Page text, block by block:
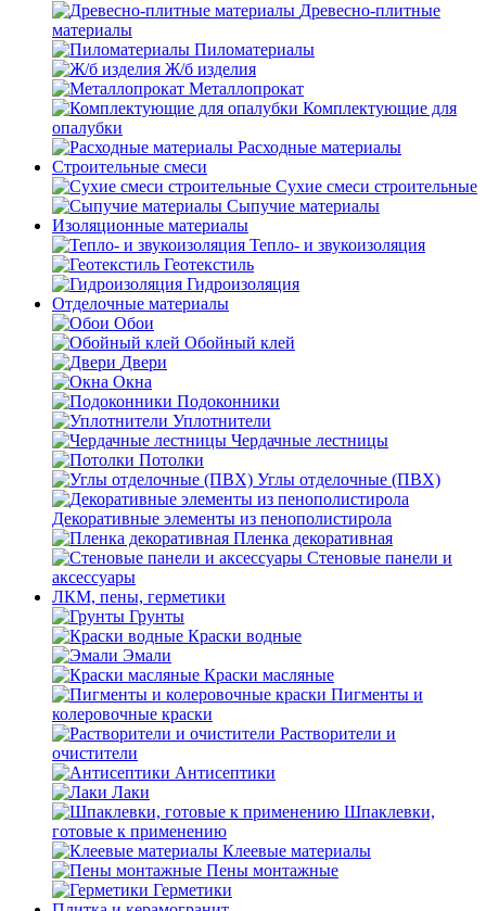
Древесно-плитные
материалы
Пиломатериалы
Ж/б изделия
Металлопрокат
Комплектующие для
опалубки
Расходные материалы
Строительные смеси
Сухие смеси строительные
Сыпучие материалы
Изоляционные материалы
Тепло- и звукоизоляция
Геотекстиль
Гидроизоляция
Отделочные материалы
Обои
Обойный клей
Двери
Окна
Подоконники
Уплотнители
Чердачные лестницы
Потолки
Углы отделочные (ПВХ)
Декоративные элементы из пенополистирола
Пленка декоративная
Стеновые панели и
аксессуары
ЛКМ, пены, герметики
Грунты
Краски водные
Эмали
Краски масляные
Пигменты и
колеровочные краски
Растворители и
очистители
Антисептики
Лаки
Шпаклевки,
готовые к применению
Клеевые материалы
Пены монтажные
Герметики